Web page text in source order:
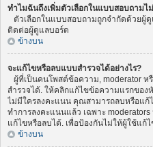
ทำไมฉันถึงเพิ่มตัวเลือกในแบบสอบถามไ
ตัวเลือกในแบบสอบถามถูกจำกัดด้วยผู้
ติดต่อผู้ดูแลบอร์ด
ข้างบน
จะแก้ไขหรือลบแบบสำรวจได้อย่างไร?
ผู้ที่เป็นคนโพสต์ข้อความ, moderator ห
สำรวจได้. ให้คลิกแก้ไขข้อความแรกของ
ไม่มีใครลงคะแนน คุณสามารถลบหรือแก้
ทำการลงคะแนนแล้ว เฉพาะ
แก้ไขหรือลบได้. เพื่อป้องกันไม่ให้ผู้ใช้แก้
ข้างบน